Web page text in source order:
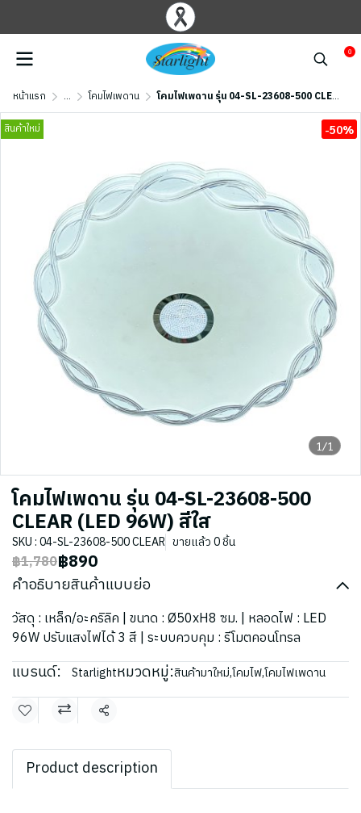
0
หน้าแรก ... โคมไฟเพดาน โคมไฟเพดาน รุ่น 04-SL-23608-500 CLEAR (LED 96W) สีใส
1/1
สินค้าใหม่ -50%
โคมไฟเพดาน รุ่น 04-SL-23608-500
CLEAR (LED 96W) สีใส
SKU : 04-SL-23608-500 CLEAR ขายแล้ว 0 ชิ้น
฿1,780฿890
คำอธิบายสินค้าแบบย่อ
วัสดุ : เหล็ก/อะคริลิค | ขนาด : Ø50xH8 ซม. | หลอดไฟ : LED
96W ปรับแสงไฟได้ 3 สี | ระบบควบคุม : รีโมตคอนโทรล
แบรนด์: Starlightหมวดหมู่:สินค้ามาใหม่,โคมไฟ,โคมไฟเพดาน
แชร์
Product description